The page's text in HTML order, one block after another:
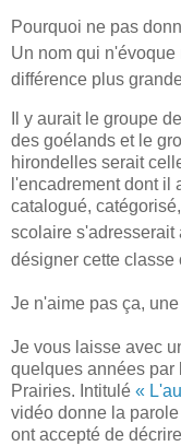
Pourquoi ne pas
Un nom qui n'évoque
différence plus
l y aurait le groupe
des goélands et le
hirondelles serait
l'encadrement dont il
catalogué,
scolaire s'adresserait
désigner cette classe
Je n'aime pas ça,
Je vous laisse avec
quelques années
Prairies. Intitulé «
vidéo donne la
ont accepté de